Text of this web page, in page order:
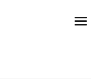
open